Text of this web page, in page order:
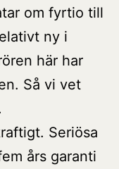
om fyrtio till
ny i
här har
Så vi vet
Seriösa
års garanti